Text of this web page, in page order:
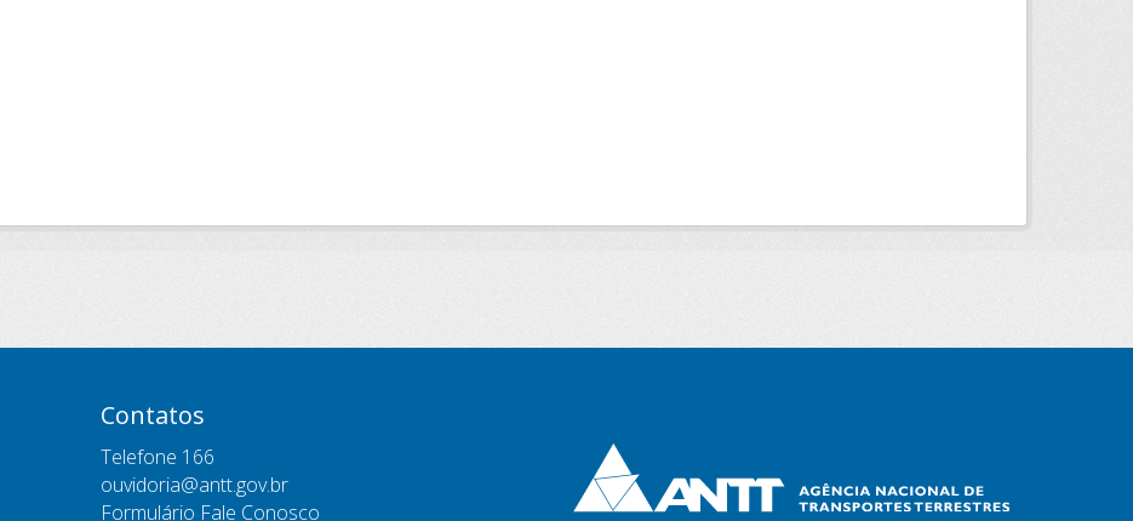
Contatos
Telefone 166
ouvidoria@antt.gov.br
Formulário Fale Conosco